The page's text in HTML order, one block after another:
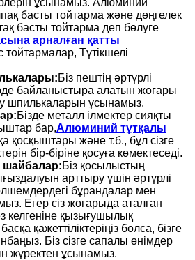
басты тойтарма және дөңгелек
басты тойтарма деп бөлуге
арналған қатты
тойтармалар, Түтікшелі
Біз пештің әртүрлі
байланыстыра алатын жоғары
шпилькаларын ұсынамыз.
Бізде металл ілмектер сияқты
бар,Алюминий тұтқалы
қосқыштары және т.б., бұл сізге
бір-біріне қосуға көмектеседі.
шайбалар:Біз қосылыстың
арттыру үшін әртүрлі
бұрандалар мен
Егер сіз жоғарыда аталған
келгеніне қызығушылық
қажеттіліктеріңіз болса, бізге
Біз сізге сапалы өнімдер
жүректен ұсынамыз.